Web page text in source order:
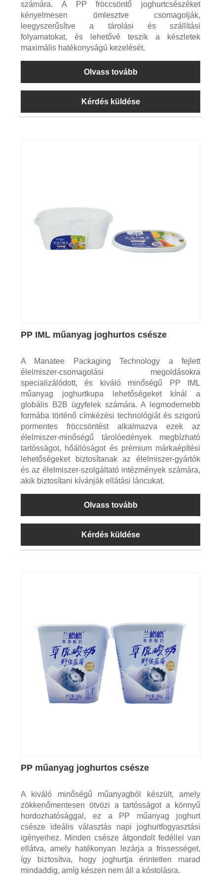
számára. A PP fröccsöntő joghurtcsészéket
kényelmesen ömlesztve csomagolják,
leegyszerűsítve a tárolási és szállítási
folyamatokat, és lehetővé teszik a készletek
maximális hatékonyságú kezelését.
Olvass tovább
Kérdés küldése
PP IML műanyag joghurtos csésze
A Manatee Packaging Technology a fejlett
élelmiszer-csomagolási megoldásokra
specializálódott, és kiváló minőségű PP IML
műanyag joghurtkupa lehetőségeket kínál a
globális B2B ügyfelek számára. A legmodernebb
formába történő címkézési technológiát és szigorú
pormentes fröccsöntést alkalmazva ezek az
élelmiszer-minőségű tárolóedények megbízható
tartósságot, hőállóságot és prémium márkaépítési
lehetőségeket biztosítanak az élelmiszer-gyártók
és az élelmiszer-szolgáltató intézmények számára,
akik biztosítani kívánják ellátási láncukat.
Olvass tovább
Kérdés küldése
PP műanyag joghurtos csésze
A kiváló minőségű műanyagból készült, amely
zökkenőmentesen ötvözi a tartósságot a könnyű
hordozhatósággal, ez a PP műanyag joghurt
csésze ideális választás napi joghurtfogyasztási
igényeihez. Minden csésze átgondolt fedéllel van
ellátva, amely hatékonyan lezárja a frissességet,
így biztosítva, hogy joghurtja érintetlen marad
mindaddig, amíg készen nem áll a kóstolásra.